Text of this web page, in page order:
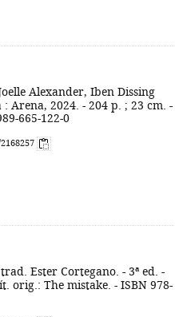
Alexander, Iben Dissing
Arena, 2024. - 204 p. ; 23 cm.
665-122-0
Ester Cortegano. - 3ª ed. -
orig.: The mistake. - ISBN 978-